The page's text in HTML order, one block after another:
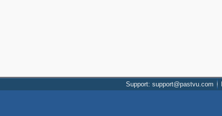
Support: support@pastvu.com